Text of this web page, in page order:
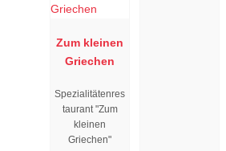
Zum kleinen
Griechen
Spezialitätenres
taurant "Zum
kleinen
Griechen"